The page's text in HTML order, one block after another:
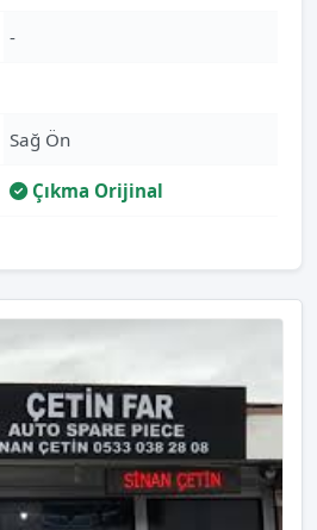
-
Sağ Ön
Çıkma Orijinal